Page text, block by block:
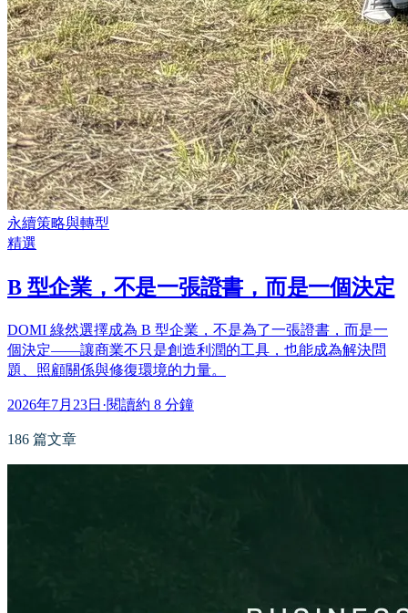
永續策略與轉型
精選
B 型企業，不是一張證書，而是一個決定
DOMI 綠然選擇成為 B 型企業，不是為了一張證書，而是一
個決定——讓商業不只是創造利潤的工具，也能成為解決問
題、照顧關係與修復環境的力量。
2026年7月23日 ·閱讀約 8 分鐘
186 篇文章